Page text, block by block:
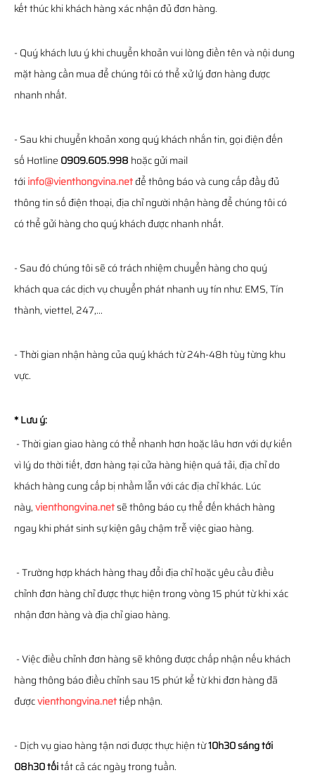
kết thúc khi khách hàng xác nhận đủ đơn hàng.
- Quý khách lưu ý khi chuyển khoản vui lòng điền tên và nội dung
mặt hàng cần mua để chúng tôi có thể xử lý đơn hàng được
nhanh nhất.
- Sau khi chuyển khoản xong quý khách nhắn tin, gọi điện đến
số Hotline 0909.605.998 hoặc gửi mail
tớiinfo@vienthongvina.netđể thông báo và cung cấp đầy đủ
thông tin số điện thoại, địa chỉ người nhận hàng để chúng tôi có
có thể gửi hàng cho quý khách được nhanh nhất.
- Sau đó chúng tôi sẽ có trách nhiệm chuyển hàng cho quý
khách qua các dịch vụ chuyển phát nhanh uy tín như: EMS, Tín
thành, viettel, 247,...
- Thời gian nhận hàng của quý khách từ 24h-48h tùy từng khu
vực.
* Lưu ý:
- Thời gian giao hàng có thể nhanh hơn hoặc lâu hơn với dự kiến
vì lý do thời tiết, đơn hàng tại cửa hàng hiện quá tải, địa chỉ do
khách hàng cung cấp bị nhầm lẫn với các địa chỉ khác. Lúc
này,vienthongvina.netsẽ thông báo cụ thể đến khách hàng
ngay khi phát sinh sự kiện gây chậm trễ việc giao hàng.
- Trường hợp khách hàng thay đổi địa chỉ hoặc yêu cầu điều
chỉnh đơn hàng chỉ được thực hiện trong vòng 15 phút từ khi xác
nhận đơn hàng và địa chỉ giao hàng.
- Việc điều chỉnh đơn hàng sẽ không được chấp nhận nếu khách
hàng thông báo điều chỉnh sau 15 phút kể từ khi đơn hàng đã
đượcvienthongvina.nettiếp nhận.
- Dịch vụ giao hàng tận nơi được thực hiện từ10h30 sáng tới
08h30 tốitất cả các ngày trong tuần.